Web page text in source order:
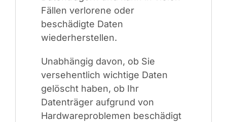
Fällen verlorene oder
beschädigte Daten
wiederherstellen.
Unabhängig davon, ob Sie
versehentlich wichtige Daten
gelöscht haben, ob Ihr
Datenträger aufgrund von
Hardwareproblemen beschädigt